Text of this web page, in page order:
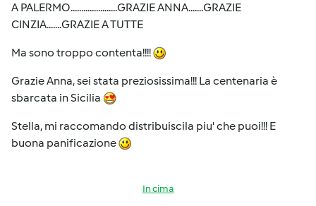
A PALERMO......................GRAZIE ANNA.......GRAZIE
CINZIA.......GRAZIE A TUTTE
Ma sono troppo contenta!!!!
Grazie Anna, sei stata preziosissima!!! La centenaria è
sbarcata in Sicilia
Stella, mi raccomando distribuiscila piu' che puoi!!! E
buona panificazione
In cima